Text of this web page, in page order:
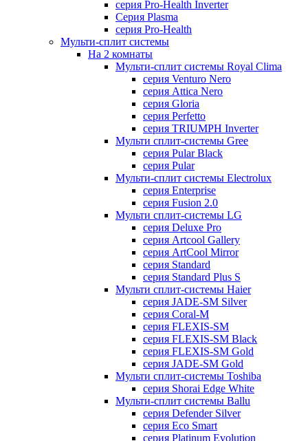
серия Pro-Health Inverter
Cерия Plasma
серия Pro-Health
Мульти-сплит системы
На 2 комнаты
Мульти-сплит системы Royal Clima
серия Venturo Nero
серия Attica Nero
серия Gloria
серия Perfetto
серия TRIUMPH Inverter
Мульти сплит-системы Gree
серия Pular Black
серия Pular
Мульти-сплит системы Electrolux
серия Enterprise
серия Fusion 2.0
Мульти сплит-системы LG
серия Deluxe Pro
серия Artcool Gallery
серия ArtCool Mirror
серия Standard
серия Standard Plus S
Мульти сплит-системы Haier
серия JADE-SM Silver
серия Coral-M
серия FLEXIS-SM
серия FLEXIS-SM Black
серия FLEXIS-SM Gold
серия JADE-SM Gold
Мульти сплит-системы Toshiba
серия Shorai Edge White
Мульти-сплит системы Ballu
серия Defender Silver
серия Eco Smart
серия Platinum Evolution